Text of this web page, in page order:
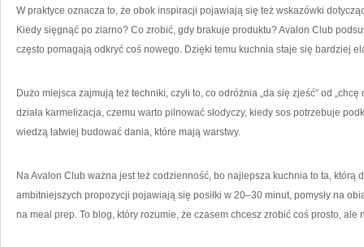
W praktyce oznacza to, że obok inspiracji pojawiają się też wskazówki
Kiedy sięgnąć po ziarno? Co zrobić, gdy brakuje produktu? Avalon Club
często pomagają odkryć coś nowego. Dzięki temu kuchnia staje się bardziej
Dużo miejsca zajmują też techniki, czyli to, co odróżnia „da się zjeść” od „chcę
działa karmelizacja, czemu warto pilnować słodyczy, kiedy sos potrzebuje
wiedzą łatwiej budować dania, które mają warstwy.
Na Avalon Club ważna jest też codzienność, bo najlepsza kuchnia to ta, którą
ambitniejszych propozycji pojawiają się posiłki w 20–30 minut, pomysły na
na meal prep. To blog, który rozumie, że czasem chcesz zrobić coś prosto, ale